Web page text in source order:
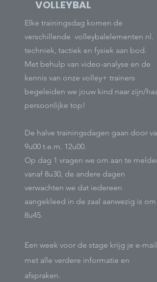
VOLLEYBAL
Elke trainingsdag komen de
verschillende volleybalelementen nl.
techniek, tactiek en fysiek aan bod.
Met behulp van video-analyse en de
kennis van onze volley+ trainers
begeleiden we jouw kind naar zijn/haar
persoonlijke top!
De halve trainingsdagen gaan door van
9u00 t.e.m. 12u00.
Op dag 1 vragen we om aan te melden
vanaf 8u30, de andere dagen
verwachten we dat iedereen
aangekleed in de zaal aanwezig is om
8u45.
Een week voor de stage krijg je e-mail
met alle verdere informatie en
afspraken.